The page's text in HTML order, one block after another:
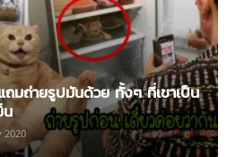
มถ่ายรูปมันด้วย ทั้งๆ ที่เขาเป็น
น
2020